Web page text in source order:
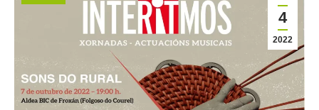
4
2022